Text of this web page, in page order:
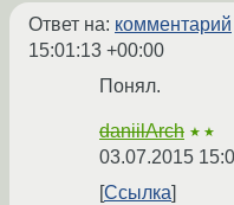
Ответ на: комментарий
15:01:13 +00:00
Понял.
daniilArch ★★
03.07.2015
Ссылка